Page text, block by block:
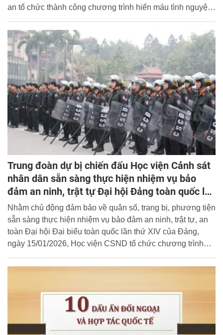
an tổ chức thành công chương trình hiến máu tình nguyện
cho công tác cấp cứu và điều trị bệnh nhân.Ngày
15/1/2026, Lớp Cao cấp lý luận chính trị khóa 6 (hệ không
tập trung) - Học viện Cảnh sát nhân dân (CSND) đã phối
hợp cùng Đoàn Thanh niên Bệnh viện 19-8, Bộ Công an tổ
chức thành công chương trình hiến máu tình nguyện đầy ý
nghĩa, đóng góp thành công 250 đơn vị máu an toàn cho
công tác cấp cứu và điều trị bệnh nhân.
Trung đoàn dự bị chiến đấu Học viện Cảnh sát
nhân dân sẵn sàng thực hiện nhiệm vụ bảo
đảm an ninh, trật tự Đại hội Đảng toàn quốc lần
thứ XIV
Nhằm chủ động đảm bảo về quân số, trang bị, phương tiện
sẵn sàng thực hiện nhiệm vụ bảo đảm an ninh, trật tự, an
toàn Đại hội Đại biểu toàn quốc lần thứ XIV của Đảng,
ngày 15/01/2026, Học viện CSND tổ chức chương trình
viện.